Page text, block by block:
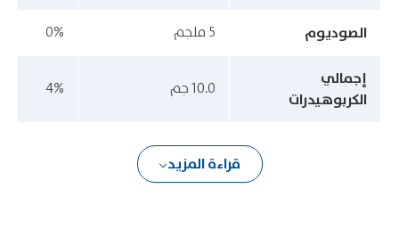
الصوديوم 5 ملجم 0%
إجمالي
الكربوهيدرات
10.0 جم 4%
قراءة المزيد